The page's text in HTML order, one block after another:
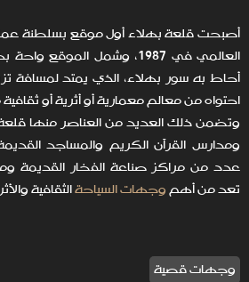
أصبحت قلعة بهلاء أول موقع بسلطنة
العالمي في 1987، وشمل
احتواه من معالم معمارية أو أثرية أو
وتضمن ذلك العديد من العناصر منها
ومدارس القرآن الكريم والمساجد
عدد من مراكز صناعة الفخار القديمة
تعد من أهموجهات السياحةالثقافية
وجهات قصية